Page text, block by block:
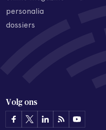
personalia
dossiers
Volg ons